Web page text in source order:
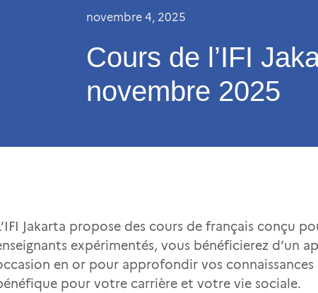
novembre 4, 2025
Cours de l’IFI
novembre 2025
Jakarta propose des cours de français conçu
expérimentés, vous bénéficierez d’un
en or pour approfondir vos
pour votre carrière et votre vie sociale.